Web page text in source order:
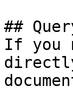
##
If you